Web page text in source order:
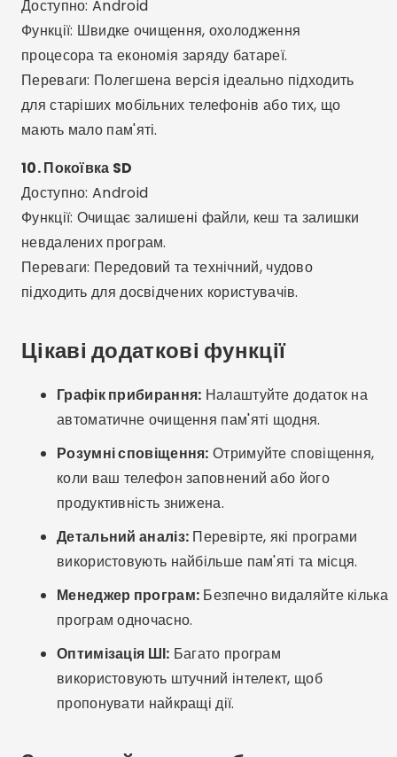
використовують штучний інтелект, щоб
пропонувати найкращі дії.
Загальний догляд або помилки
Довіряти невідомим програмам:
встановлення будь-яких програм з невеликою
кількістю відгуків або без підтримки з офіційного
магазину.
Використання кількох програм одночасно:
може створити конфлікт між інструментами та ще
більше уповільнити роботу телефону.
Видалити важливі файли:Деякі програми
пропонують опцію видалення зображень або
документів — перевірте перед підтвердженням.
Надмірні дозволи:Остерігайтеся програм, які
запитують доступ до всього на вашому пристрої.
Надайте лише необхідні дозволи.
Цікаві альтернативи
«Налаштування» > «Пам’ять» на телефоні та
очистіть кеш програм вручну. Видаліть
завантаження та медіафайли, які більше не
використовуєте.